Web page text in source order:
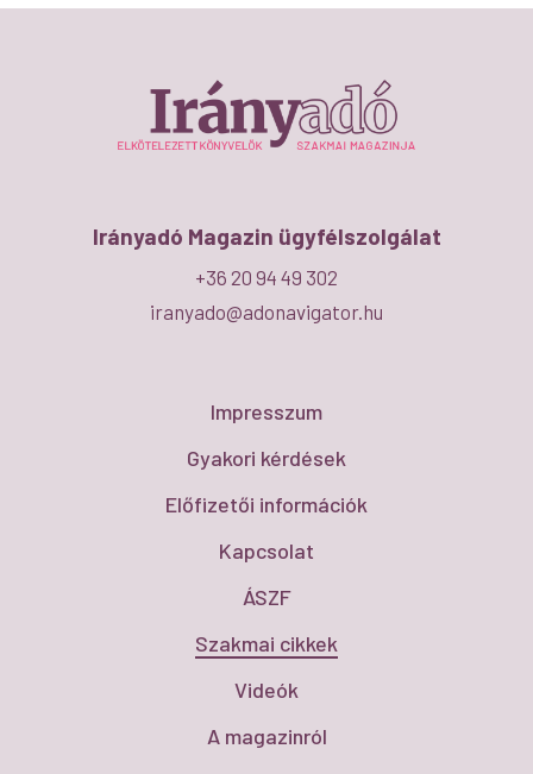
Irányadó Magazin ügyfélszolgálat
+36 20 94 49 302
iranyado@adonavigator.hu
Impresszum
Gyakori kérdések
Előfizetői információk
Kapcsolat
ÁSZF
Szakmai cikkek
Videók
A magazinról